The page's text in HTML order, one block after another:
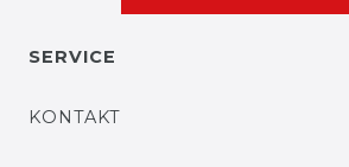
SERVICE
KONTAKT